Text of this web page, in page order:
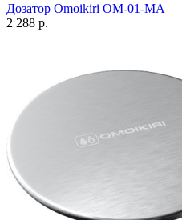
Дозатор Omoikiri OM-01-MA
2 288 р.